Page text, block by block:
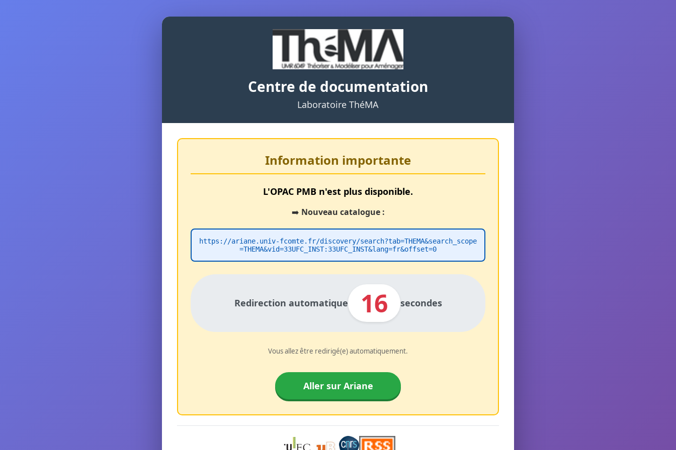
Centre de documentation
Laboratoire ThéMA
Information importante
L'OPAC PMB n'est plus disponible.
➡️ Nouveau catalogue :
https://ariane.univ-fcomte.fr/discovery/search?tab=THEMA&search_scope
=THEMA&vid=33UFC_INST:33UFC_INST&lang=fr&offset=0
Redirection automatique 16 secondes
Vous allez être redirigé(e) automatiquement.
Aller sur Ariane